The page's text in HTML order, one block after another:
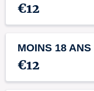
€12
MOINS 18 ANS
€12